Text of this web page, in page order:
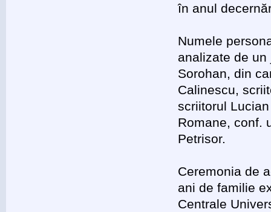
în anul
Numele
analizate de
Sorohan, din
Calinescu,
scriitorul
Romane, conf.
Petrisor.
Ceremonia de
ani de familie
Centrale